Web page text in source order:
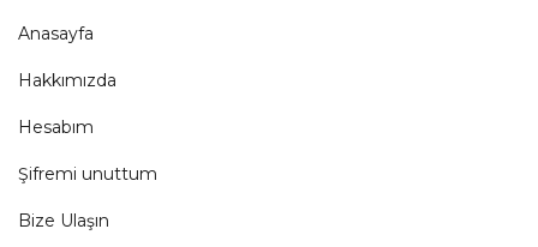
Anasayfa
Hakkımızda
Hesabım
Şifremi unuttum
Bize Ulaşın